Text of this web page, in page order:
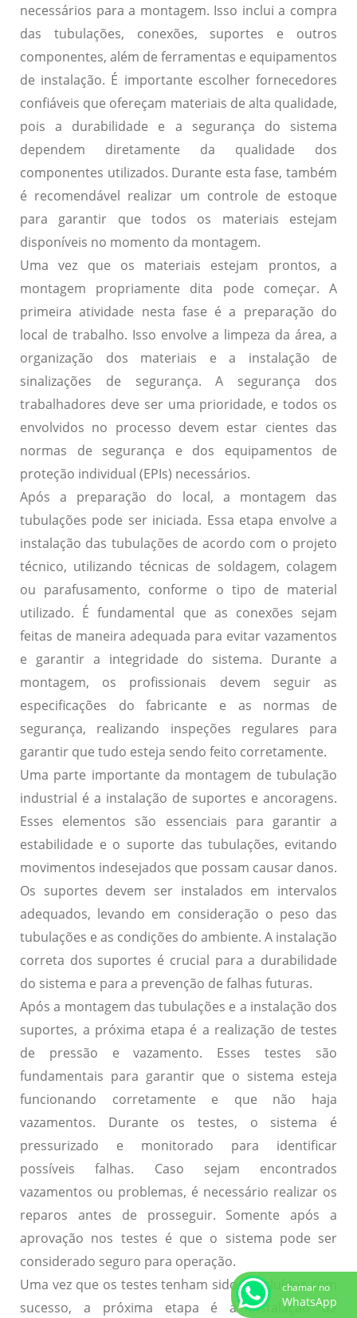
necessários para a montagem. Isso inclui a compra
das tubulações, conexões, suportes e outros
componentes, além de ferramentas e equipamentos
de instalação. É importante escolher fornecedores
confiáveis que ofereçam materiais de alta qualidade,
pois a durabilidade e a segurança do sistema
dependem diretamente da qualidade dos
componentes utilizados. Durante esta fase, também
é recomendável realizar um controle de estoque
para garantir que todos os materiais estejam
disponíveis no momento da montagem.
Uma vez que os materiais estejam prontos, a
montagem propriamente dita pode começar. A
primeira atividade nesta fase é a preparação do
local de trabalho. Isso envolve a limpeza da área, a
organização dos materiais e a instalação de
sinalizações de segurança. A segurança dos
trabalhadores deve ser uma prioridade, e todos os
envolvidos no processo devem estar cientes das
normas de segurança e dos equipamentos de
proteção individual (EPIs) necessários.
Após a preparação do local, a montagem das
tubulações pode ser iniciada. Essa etapa envolve a
instalação das tubulações de acordo com o projeto
técnico, utilizando técnicas de soldagem, colagem
ou parafusamento, conforme o tipo de material
utilizado. É fundamental que as conexões sejam
feitas de maneira adequada para evitar vazamentos
e garantir a integridade do sistema. Durante a
montagem, os profissionais devem seguir as
especificações do fabricante e as normas de
segurança, realizando inspeções regulares para
garantir que tudo esteja sendo feito corretamente.
Uma parte importante da montagem de tubulação
industrial é a instalação de suportes e ancoragens.
Esses elementos são essenciais para garantir a
estabilidade e o suporte das tubulações, evitando
movimentos indesejados que possam causar danos.
Os suportes devem ser instalados em intervalos
adequados, levando em consideração o peso das
tubulações e as condições do ambiente. A instalação
correta dos suportes é crucial para a durabilidade
do sistema e para a prevenção de falhas futuras.
Após a montagem das tubulações e a instalação dos
suportes, a próxima etapa é a realização de testes
de pressão e vazamento. Esses testes são
fundamentais para garantir que o sistema esteja
funcionando corretamente e que não haja
vazamentos. Durante os testes, o sistema é
pressurizado e monitorado para identificar
possíveis falhas. Caso sejam encontrados
vazamentos ou problemas, é necessário realizar os
reparos antes de prosseguir. Somente após a
aprovação nos testes é que o sistema pode ser
considerado seguro para operação.
Uma vez que os testes tenham sido concluídos com
sucesso, a próxima etapa é a instalação de
chamar no
WhatsApp